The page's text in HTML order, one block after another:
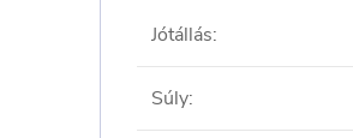
Jótállás:
Súly: